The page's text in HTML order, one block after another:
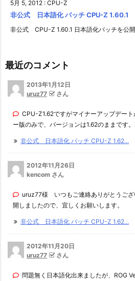
5月 5, 2012 : CPU-Z
非公式 日本語化 パッチ CPU-Z 1.60.1
非公式 CPU-Z 1.60.1 日本語化パッチを公
最近のコメント
2013年1月12日
uruz77
さん
CPU-Z1.62ですがマイナーアップデー
ー版のみで、バージョンは1.62のままです
非公式 日本語化 パッチ CPU-Z 1.62...
2012年11月26日
kencom さん
uruz77様 いつもご連絡ありがとうござ
開しましたので、宜しくお願いします。
非公式 日本語化 パッチ CPU-Z 1.62...
2012年11月20日
uruz77
さん
問題無く日本語化出来ましたが、ROG